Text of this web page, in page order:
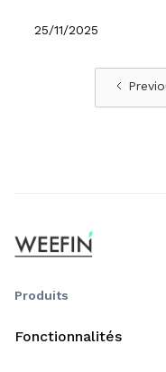
sanctions ?
25/11/2025
Produits
Fonctionnalités